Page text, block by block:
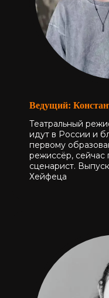
Ведущий:
Театральный
идут в России и
первому
режиссёр, сейчас
сценарист.
Хейфеца